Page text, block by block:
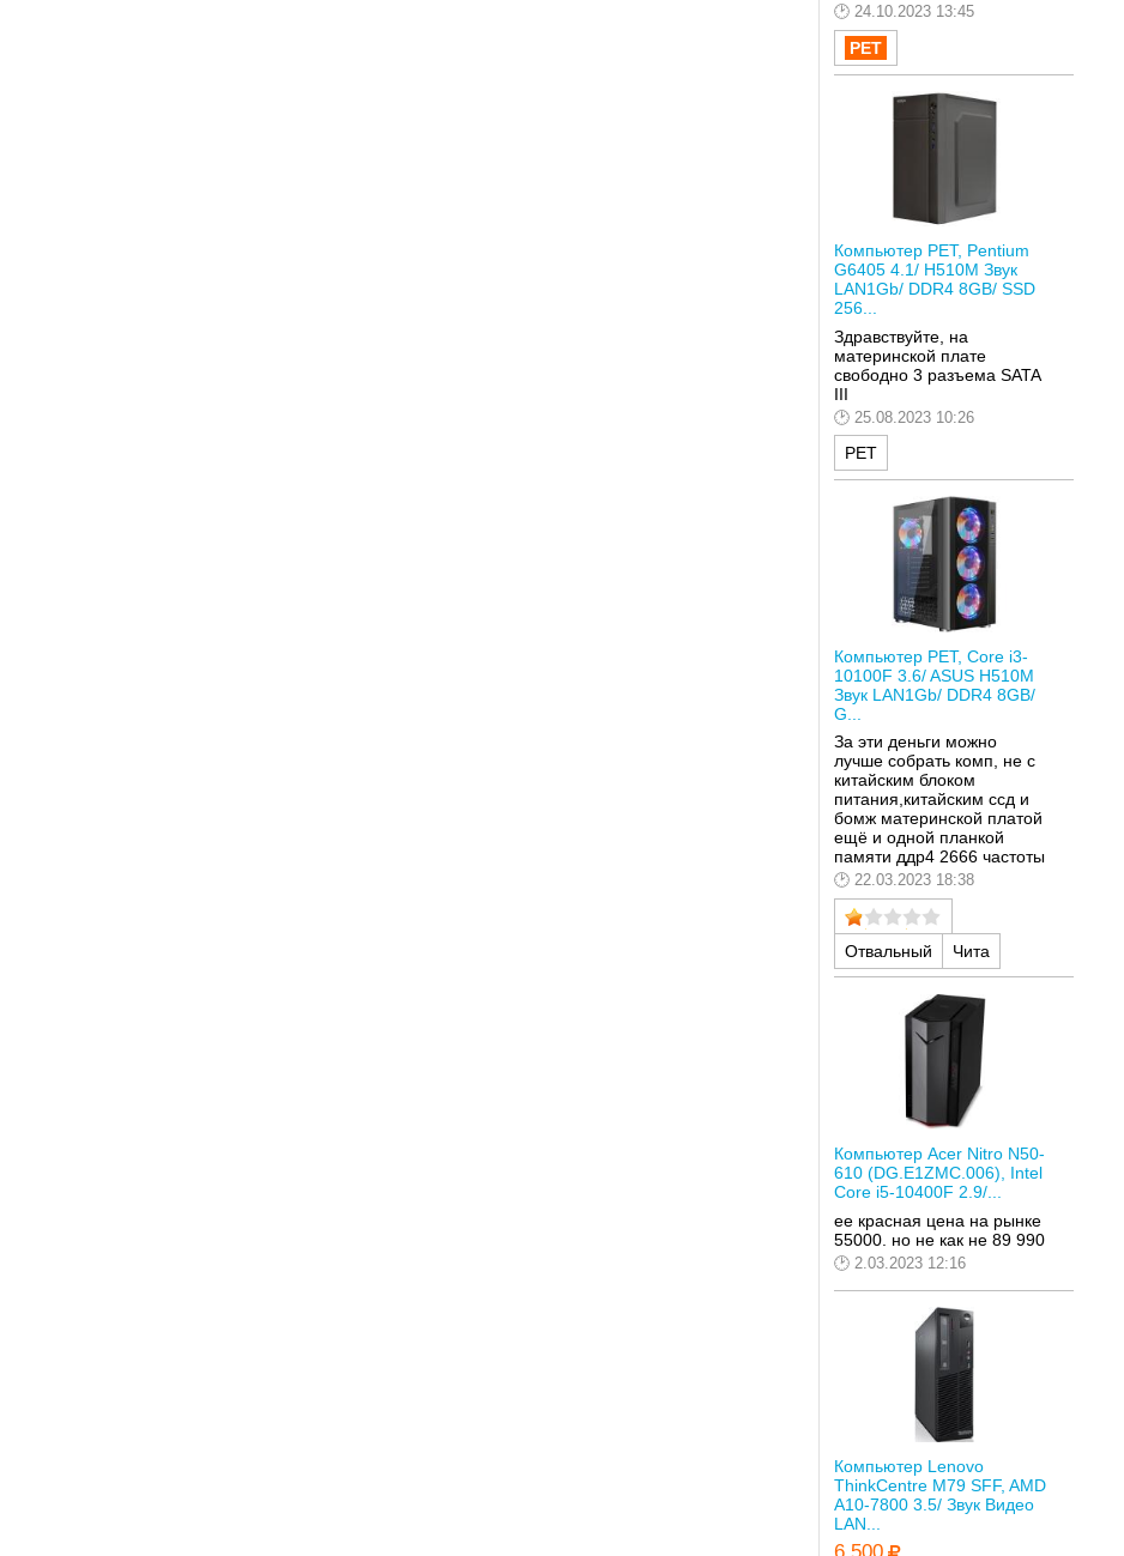
24.10.2023 13:45
Компьютер РЕТ, Pentium
G6405 4.1/ H510M Звук
LAN1Gb/ DDR4 8GB/ SSD
256...
Здравствуйте, на
материнской плате
свободно 3 разъема SATA
III
25.08.2023 10:26
РЕТ
Компьютер РЕТ, Core i3-
10100F 3.6/ ASUS H510M
Звук LAN1Gb/ DDR4 8GB/
G...
За эти деньги можно
лучше собрать комп, не с
китайским блоком
питания,китайским ссд и
бомж материнской платой
ещё и одной планкой
памяти ддр4 2666 частоты
22.03.2023 18:38
Отвальный Чита
Компьютер Acer Nitro N50-
610 (DG.E1ZMC.006), Intel
Core i5-10400F 2.9/...
ее красная цена на рынке
55000. но не как не 89 990
2.03.2023 12:16
Компьютер Lenovo
ThinkCentre M79 SFF, AMD
A10-7800 3.5/ Звук Видео
LAN...